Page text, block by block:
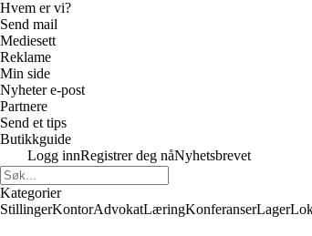
Hvem er vi?
Send mail
Mediesett
Reklame
Min side
Nyheter e-post
Partnere
Send et tips
Butikkguide
Logg innRegistrer deg nåNyhetsbrevet
Kategorier
StillingerKontorAdvokatLæringKonferanserLager